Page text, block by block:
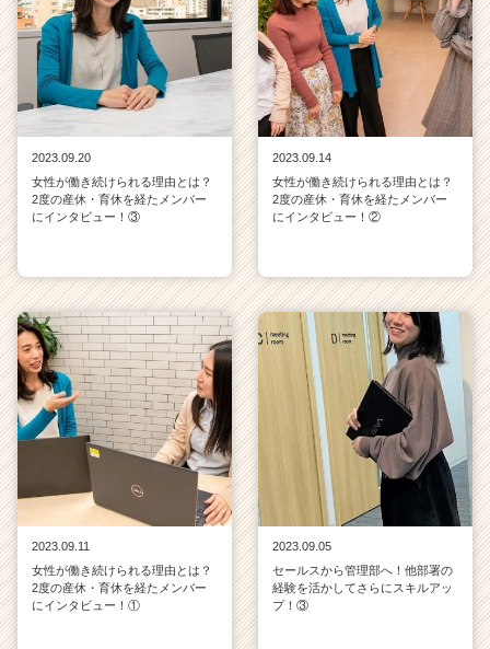
2023.09.20
女性が働き続けられる理由とは？
2度の産休・育休を経たメンバー
にインタビュー！③
2023.09.14
女性が働き続けられる理由とは？
2度の産休・育休を経たメンバー
にインタビュー！②
2023.09.11
女性が働き続けられる理由とは？
2度の産休・育休を経たメンバー
にインタビュー！①
2023.09.05
セールスから管理部へ！他部署の
経験を活かしてさらにスキルアッ
プ！③